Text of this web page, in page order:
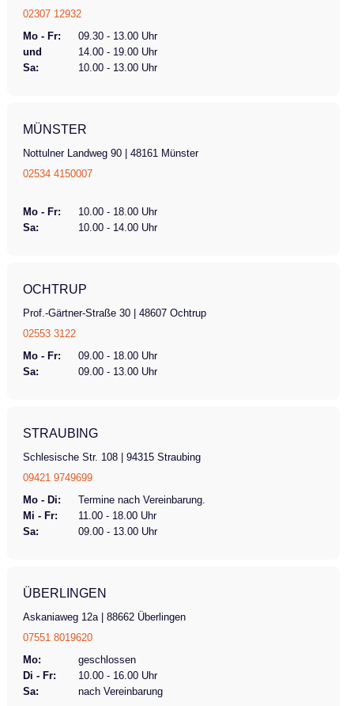
02307 12932
Mo - Fr:
09.30 - 13.00 Uhr
und
14.00 - 19.00 Uhr
Sa:
10.00 - 13.00 Uhr
MÜNSTER
Nottulner Landweg 90 | 48161 Münster
02534 4150007
Mo - Fr:
10.00 - 18.00 Uhr
Sa:
10.00 - 14.00 Uhr
OCHTRUP
Prof.-Gärtner-Straße 30 | 48607 Ochtrup
02553 3122
Mo - Fr:
09.00 - 18.00 Uhr
Sa:
09.00 - 13.00 Uhr
STRAUBING
Schlesische Str. 108 | 94315 Straubing
09421 9749699
Mo - Di:
Termine nach Vereinbarung.
Mi - Fr:
11.00 - 18.00 Uhr
Sa:
09.00 - 13.00 Uhr
ÜBERLINGEN
Askaniaweg 12a | 88662 Überlingen
07551 8019620
Mo:
geschlossen
Di - Fr:
10.00 - 16.00 Uhr
Sa:
nach Vereinbarung